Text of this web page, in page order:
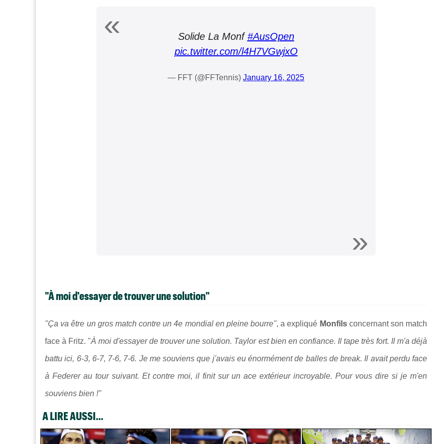
Solide La Monf#AusOpen
pic.twitter.com/l4H7VGwjxO
— FFT (@FFTennis) January 16, 2025
"À moi d'essayer de trouver une solution"
"Ça va être un gros match contre un 4e mondial en pleine bourre", a expliqué Monfils concernant son match
face à Fritz. "À moi d'essayer de trouver une solution. Taylor est bien en confiance. Il tape très fort. Il m'a déjà
battu ici, 6-3, 6-7, 7-6, 7-6. Je me souviens que j'avais eu énormément de balles de break. Il avait perdu face
à Federer au tour suivant. Et contre moi, il finit sur un ace extérieur incroyable. Pour vous dire si je m'en
souviens bien !"
A LIRE AUSSI...